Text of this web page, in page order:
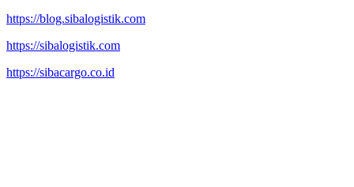
https://blog.sibalogistik.com
https://sibalogistik.com
https://sibacargo.co.id